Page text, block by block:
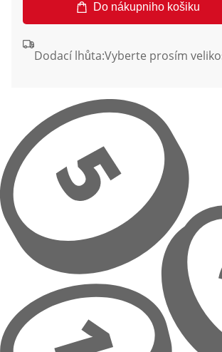
Do nákupniho košiku
Dodací lhůta:Vyberte prosím